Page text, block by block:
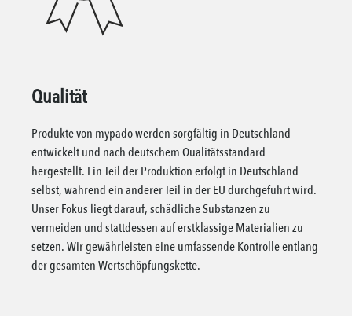
Qualität
Produkte von mypado werden sorgfältig in Deutschland
entwickelt und nach deutschem Qualitätsstandard
hergestellt. Ein Teil der Produktion erfolgt in Deutschland
selbst, während ein anderer Teil in der EU durchgeführt wird.
Unser Fokus liegt darauf, schädliche Substanzen zu
vermeiden und stattdessen auf erstklassige Materialien zu
setzen. Wir gewährleisten eine umfassende Kontrolle entlang
der gesamten Wertschöpfungskette.